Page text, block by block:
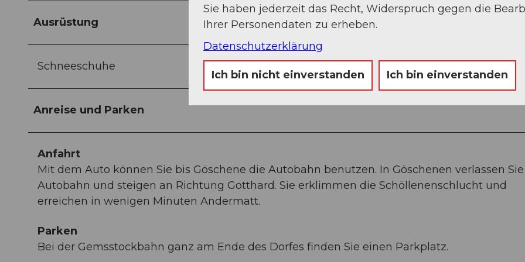
Ausrüstung
Schneeschuhe
Anreise und Parken
Anfahrt
Mit dem Auto können Sie bis Göschene die Autobahn benutzen. In Göschenen verlassen
Autobahn und steigen an Richtung Gotthard. Sie erklimmen die Schöllenenschlucht und
erreichen in wenigen Minuten Andermatt.
Parken
Bei der Gemsstockbahn ganz am Ende des Dorfes finden Sie einen Parkplatz.
Sie haben jederzeit das Recht, Widerspruch gegen die
Ihrer Personendaten zu erheben.
Datenschutzerklärung
Ich bin nicht einverstanden Ich bin einverstanden